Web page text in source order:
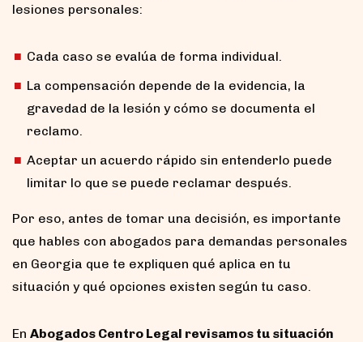
lesiones personales:
Cada caso se evalúa de forma individual.
La compensación depende de la evidencia, la
gravedad de la lesión y cómo se documenta el
reclamo.
Aceptar un acuerdo rápido sin entenderlo puede
limitar lo que se puede reclamar después.
Por eso, antes de tomar una decisión, es importante
que hables con abogados para demandas personales
en Georgia que te expliquen qué aplica en tu
situación y qué opciones existen según tu caso.
En Abogados Centro Legal revisamos tu situación